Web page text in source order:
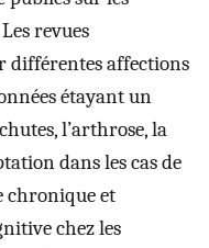
revues
différentes affections
étayant un
l’arthrose, la
dans les cas de
chronique et
chez les